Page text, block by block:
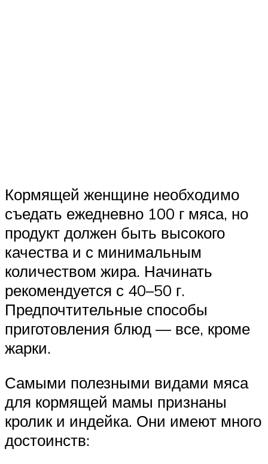
Кормящей женщине необходимо
съедать ежедневно 100 г мяса, но
продукт должен быть высокого
качества и с минимальным
количеством жира. Начинать
рекомендуется с 40–50 г.
Предпочтительные способы
приготовления блюд — все, кроме
жарки.
Самыми полезными видами мяса
для кормящей мамы признаны
кролик и индейка. Они имеют много
достоинств: